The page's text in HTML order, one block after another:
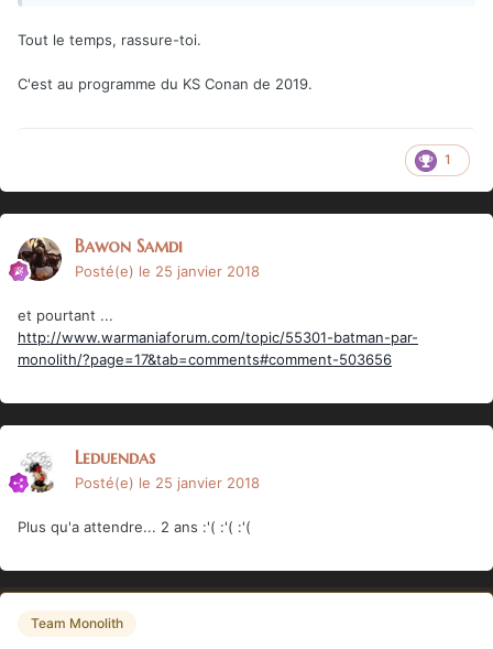
Tout le temps, rassure-toi.
C'est au programme du KS Conan de 2019.
1
Bawon Samdi
Posté(e) le 25 janvier 2018
et pourtant ...
http://www.warmaniaforum.com/topic/55301-batman-par-
monolith/?page=17&tab=comments#comment-503656
Leduendas
Posté(e) le 25 janvier 2018
Plus qu'a attendre... 2 ans :'( :'( :'(
Team Monolith